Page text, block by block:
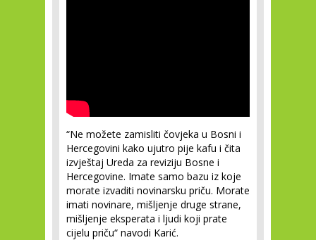
“Ne možete zamisliti čovjeka u Bosni i
Hercegovini kako ujutro pije kafu i čita
izvještaj Ureda za reviziju Bosne i
Hercegovine. Imate samo bazu iz koje
morate izvaditi novinarsku priču. Morate
imati novinare, mišljenje druge strane,
mišljenje eksperata i ljudi koji prate
cijelu priču“ navodi Karić.